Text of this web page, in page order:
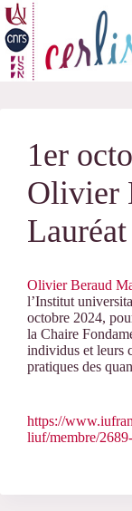
Passer
au
contenu
1er
Olivier
Olivier Beraud
l’Institut
octobre 2024,
la Chaire
individus et leurs
pratiques des
https://
liuf/membre/